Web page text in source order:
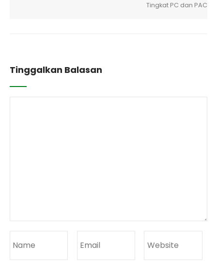
Tingkat PC dan PAC
Tinggalkan Balasan